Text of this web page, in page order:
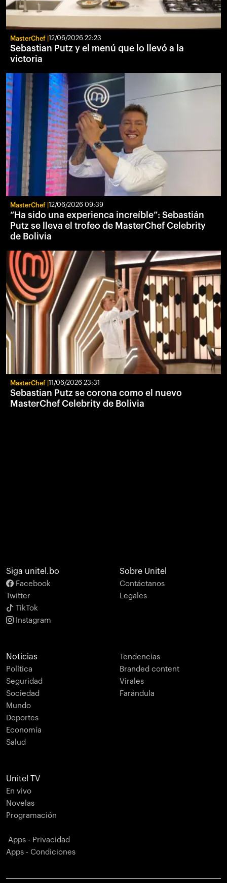
MasterChef 12/06/2026 22:23
Sebastian Putz y el menú que lo llevó a la
victoria
MasterChef 12/06/2026 09:39
“Ha sido una experienca increíble”: Sebastián
Putz se lleva el trofeo de MasterChef Celebrity
de Bolivia
MasterChef 11/06/2026 23:31
Sebastian Putz se corona como el nuevo
MasterChef Celebrity de Bolivia
Siga unitel.bo
Facebook
Twitter
TikTok
Instagram
Sobre Unitel
Contáctanos
Legales
Noticias
Política
Seguridad
Sociedad
Mundo
Deportes
Economía
Salud
Tendencias
Branded content
Virales
Farándula
Unitel TV
En vivo
Novelas
Programación
Apps - Privacidad
Apps - Condiciones